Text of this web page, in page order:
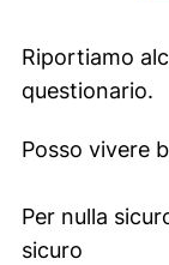
Riportiamo
questionario.
Posso vivere
Per nulla
sicuro